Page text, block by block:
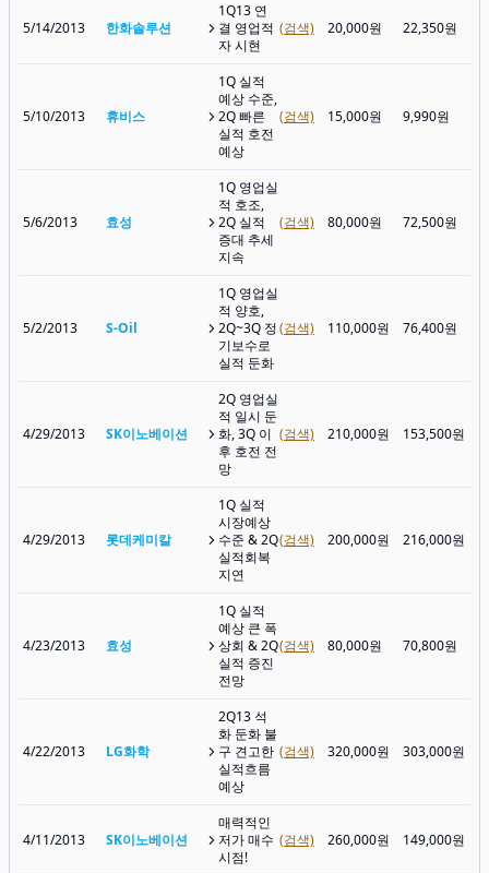
5/14/2013 한화솔루션
1Q13 연
결 영업적
자 시현
(검색) 20,000원 22,350원
5/10/2013 휴비스
1Q 실적
예상 수준,
2Q 빠른
실적 호전
예상
(검색) 15,000원 9,990원
5/6/2013 효성
1Q 영업실
적 호조,
2Q 실적
증대 추세
지속
(검색) 80,000원 72,500원
5/2/2013 S-Oil
1Q 영업실
적 양호,
2Q~3Q 정
기보수로
실적 둔화
(검색) 110,000원 76,400원
4/29/2013 SK이노베이션
2Q 영업실
적 일시 둔
화, 3Q 이
후 호전 전
망
(검색) 210,000원 153,500원
4/29/2013 롯데케미칼
1Q 실적
시장예상
수준 & 2Q
실적회복
지연
(검색) 200,000원 216,000원
4/23/2013 효성
1Q 실적
예상 큰 폭
상회 & 2Q
실적 증진
전망
(검색) 80,000원 70,800원
4/22/2013 LG화학
2Q13 석
화 둔화 불
구 견고한
실적흐름
예상
(검색) 320,000원 303,000원
4/11/2013 SK이노베이션
매력적인
저가 매수
시점!
(검색) 260,000원 149,000원